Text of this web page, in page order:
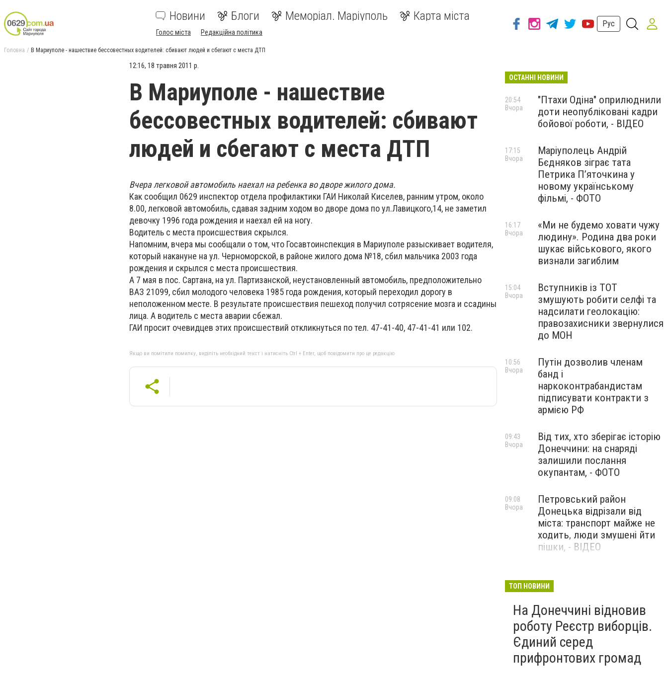
Новини Блоги Меморіал. Маріуполь Карта міста
Голос міста Редакційна політика
Рус
Головна В Мариуполе - нашествие бессовестных водителей: сбивают людей и сбегают с места ДТП
12:16, 18 травня 2011 р.
В Мариуполе - нашествие
бессовестных водителей: сбивают
людей и сбегают с места ДТП
Вчера легковой автомобиль наехал на ребенка во дворе жилого дома.
Как сообщил 0629 инспектор отдела профилактики ГАИ Николай Киселев, ранним утром, около
8.00, легковой автомобиль, сдавая задним ходом во дворе дома по ул.Лавицкого,14, не заметил
девочку 1996 года рождения и наехал ей на ногу.
Водитель с места происшествия скрылся.
Напомним, вчера мы сообщали о том, что Госавтоинспекция в Мариуполе разыскивает водителя,
который накануне на ул. Черноморской, в районе жилого дома №18, сбил мальчика 2003 года
рождения и скрылся с места происшествия.
А 7 мая в пос. Сартана, на ул. Партизанской, неустановленный автомобиль, предположительно
ВАЗ 21099, сбил молодого человека 1985 года рождения, который переходил дорогу в
неположенном месте. В результате происшествия пешеход получил сотрясение мозга и ссадины
лица. А водитель с места аварии сбежал.
ГАИ просит очевидцев этих происшествий откликнуться по тел. 47-41-40, 47-41-41 или 102.
Якщо ви помітили помилку, виділіть необхідний текст і натисніть Ctrl + Enter, щоб повідомити про це редакцію
ОСТАННІ НОВИНИ
"Птахи Одіна" оприлюднили
доти неопубліковані кадри
бойової роботи, - ВІДЕО
20:54
Вчора
Маріуполець Андрій
Бєдняков зіграє тата
Петрика П’яточкина у
новому українському
фільмі, - ФОТО
17:15
Вчора
«Ми не будемо ховати чужу
людину». Родина два роки
шукає військового, якого
визнали загиблим
16:17
Вчора
Вступників із ТОТ
змушують робити селфі та
надсилати геолокацію:
правозахисники звернулися
до МОН
15:04
Вчора
Путін дозволив членам
банд і
наркоконтрабандистам
підписувати контракти з
армією РФ
10:56
Вчора
Від тих, хто зберігає історію
Донеччини: на снаряді
залишили послання
окупантам, - ФОТО
09:43
Вчора
Петровський район
Донецька відрізали від
міста: транспорт майже не
ходить, люди змушені йти
пішки, - ВІДЕО
09:08
Вчора
війни. РФ вдарила
столиці. 15 людей загинули.
В Росії палають
енергопідстанції та
черговий WB
Вчора
ТОП НОВИНИ
На Донеччині відновив
роботу Реєстр виборців.
Єдиний серед
прифронтових громад